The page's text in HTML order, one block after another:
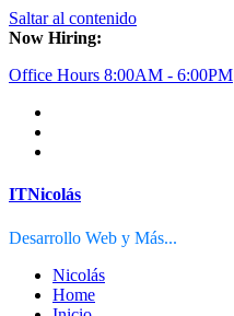
Saltar al contenido
Now Hiring:
Office Hours 8:00AM - 6:00PM
ITNicolás
Desarrollo Web y Más...
Nicolás
Home